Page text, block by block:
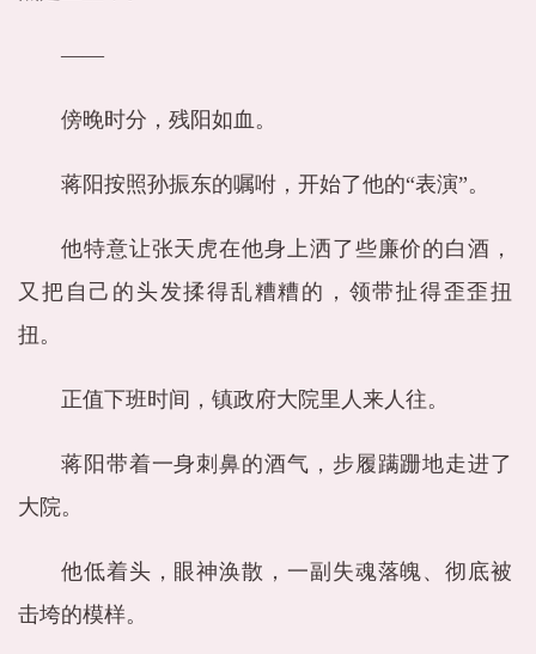
——
傍晚时分，残阳如血。
蒋阳按照孙振东的嘱咐，开始了他的“表演”。
他特意让张天虎在他身上洒了些廉价的白酒，
又把自己的头发揉得乱糟糟的，领带扯得歪歪扭
扭。
正值下班时间，镇政府大院里人来人往。
蒋阳带着一身刺鼻的酒气，步履蹒跚地走进了
大院。
他低着头，眼神涣散，一副失魂落魄、彻底被
击垮的模样。